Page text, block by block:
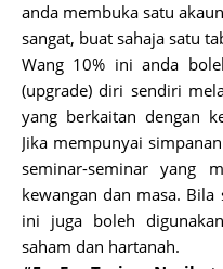
anda membuka satu
sangat, buat sahaja satu
Wang 10% ini anda
(upgrade) diri sendiri
yang berkaitan dengan
Jika mempunyai
seminar-seminar yang
kewangan dan masa.
ini juga boleh
saham dan hartanah.